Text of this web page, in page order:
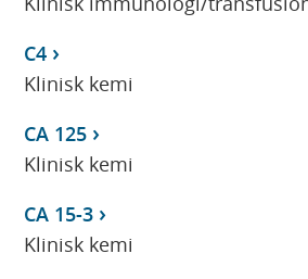
C4
Klinisk kemi
CA 125
Klinisk kemi
CA 15-3
Klinisk kemi